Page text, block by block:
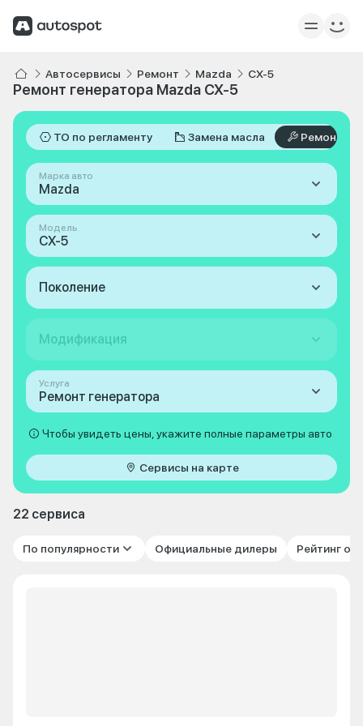
Автосервисы Ремонт Mazda CX-5
Ремонт генератора Mazda CX-5
ТО по регламенту Замена масла Ремонт
Марка авто
Mazda
Модель
CX-5
Поколение
Модификация
Услуга
Ремонт генератора
Чтобы увидеть цены, укажите полные параметры авто
Сервисы на карте
22 сервиса
По популярности Официальные дилеры Рейтинг